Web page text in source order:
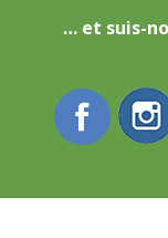
… et suis-